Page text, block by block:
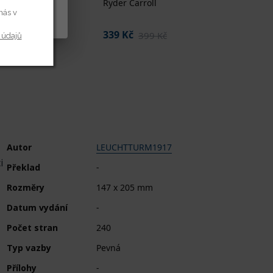
Ryder Carroll
339 Kč 399 Kč
Autor
LEUCHTTURM1917
Překlad
-
Rozměry
147 x 205 mm
Datum vydání
-
Počet stran
240
Typ vazby
Pevná
Přílohy
-
cookies
v